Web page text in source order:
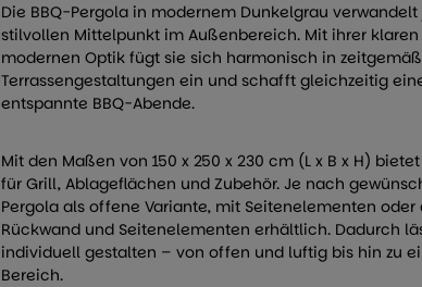
Die BBQ-Pergola in modernem Dunkelgrau
stilvollen Mittelpunkt im Außenbereich. Mit ihrer
modernen Optik fügt sie sich harmonisch in
Terrassengestaltungen ein und schafft gleichzeitig
entspannte BBQ-Abende.
Mit den Maßen von 150 x 250 x 230 cm (L x B x H)
für Grill, Ablageflächen und Zubehör. Je nach
Pergola als offene Variante, mit Seitenelementen
Rückwand und Seitenelementen erhältlich. Dadurch
individuell gestalten – von offen und luftig bis hin zu
Bereich.